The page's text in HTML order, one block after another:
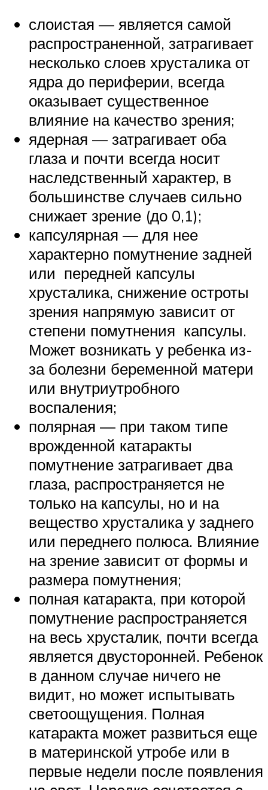
слоистая — является самой
распространенной, затрагивает
несколько слоев хрусталика от
ядра до периферии, всегда
оказывает существенное
влияние на качество зрения;
ядерная — затрагивает оба
глаза и почти всегда носит
наследственный характер, в
большинстве случаев сильно
снижает зрение (до 0,1);
капсулярная — для нее
характерно помутнение задней
или передней капсулы
хрусталика, снижение остроты
зрения напрямую зависит от
степени помутнения капсулы.
Может возникать у ребенка из-
за болезни беременной матери
или внутриутробного
воспаления;
полярная — при таком типе
врожденной катаракты
помутнение затрагивает два
глаза, распространяется не
только на капсулы, но и на
вещество хрусталика у заднего
или переднего полюса. Влияние
на зрение зависит от формы и
размера помутнения;
полная катаракта, при которой
помутнение распространяется
на весь хрусталик, почти всегда
является двусторонней. Ребенок
в данном случае ничего не
видит, но может испытывать
светоощущения. Полная
катаракта может развиться еще
в материнской утробе или в
первые недели после появления